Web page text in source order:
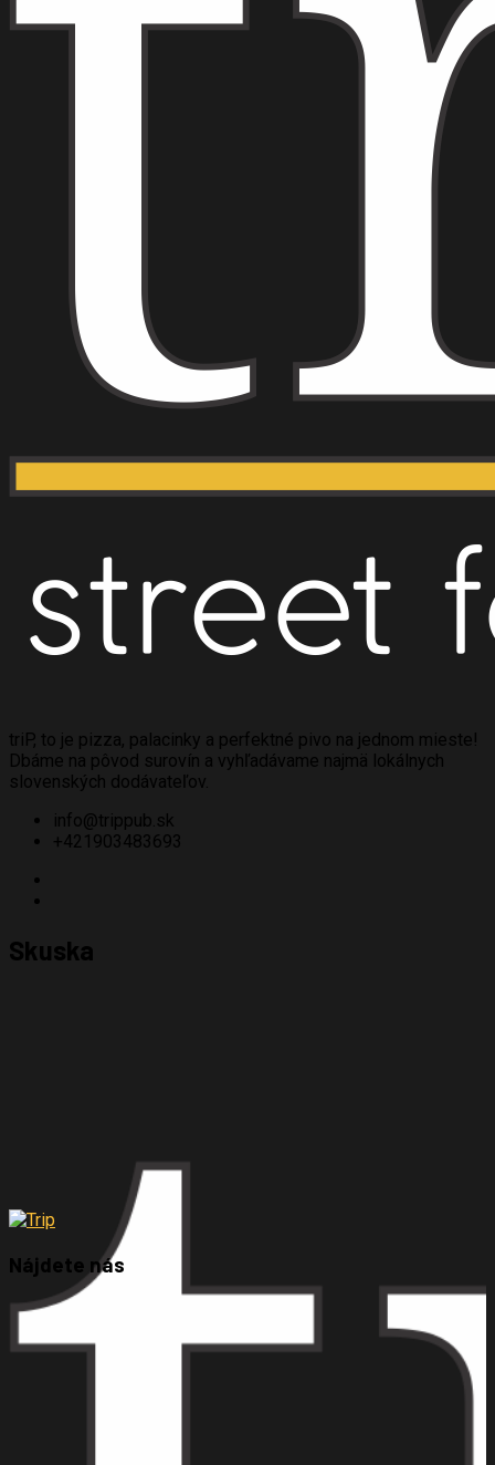
triP, to je pizza, palacinky a perfektné pivo na jednom mieste!
Dbáme na pôvod surovín a vyhľadávame najmä lokálnych
slovenských dodávateľov.
info@trippub.sk
+421903483693
Skuska
Nájdete nás